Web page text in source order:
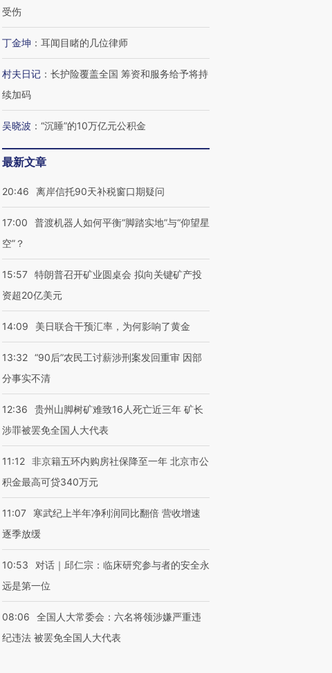
受伤
丁金坤 ： 耳闻目睹的几位律师
村夫日记 ： 长护险覆盖全国 筹资和服务给予将持
续加码
吴晓波 ： “沉睡”的10万亿元公积金
最新文章
20:46 离岸信托90天补税窗口期疑问
17:00
普渡机器人如何平衡“脚踏实地”与“仰望星
空”？
15:57 特朗普召开矿业圆桌会 拟向关键矿产投
资超20亿美元
14:09 美日联合干预汇率，为何影响了黄金
13:32 “90后”农民工讨薪涉刑案发回重审 因部
分事实不清
12:36
贵州山脚树矿难致16人死亡近三年 矿长
涉罪被罢免全国人大代表
11:12 非京籍五环内购房社保降至一年 北京市公
积金最高可贷340万元
11:07
寒武纪上半年净利润同比翻倍 营收增速
逐季放缓
10:53
对话｜邱仁宗：临床研究参与者的安全永
远是第一位
08:06
全国人大常委会：六名将领涉嫌严重违
纪违法 被罢免全国人大代表